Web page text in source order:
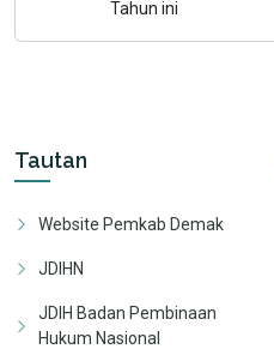
Tahun ini
Tautan
Website Pemkab Demak
JDIHN
JDIH Badan Pembinaan
Hukum Nasional